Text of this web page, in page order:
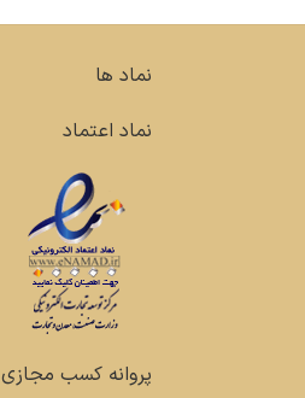
نماد ها
نماد اعتماد
پروانه کسب مجازی